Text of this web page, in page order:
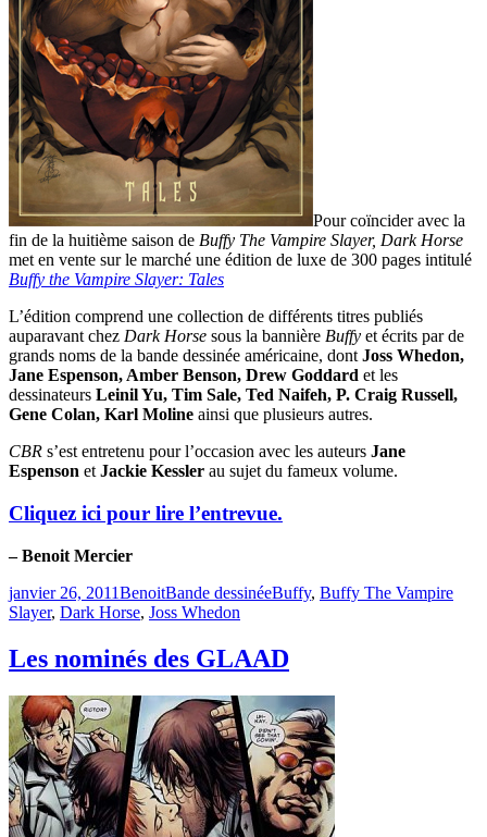
Pour coïncider avec la
fin de la huitième saison de Buffy The Vampire Slayer, Dark Horse
met en vente sur le marché une édition de luxe de 300 pages intitulé
Buffy the Vampire Slayer: Tales
L’édition comprend une collection de différents titres publiés
auparavant chez Dark Horse sous la bannière Buffy et écrits par de
grands noms de la bande dessinée américaine, dontJoss Whedon,
Jane Espenson, Amber Benson, Drew Goddard et les
dessinateurs Leinil Yu, Tim Sale, Ted Naifeh, P. Craig Russell,
Gene Colan, Karl Moline ainsi que plusieurs autres.
CBR s’est entretenu pour l’occasion avec les auteurs Jane
Espenson etJackie Kessler au sujet du fameux volume.
Cliquez ici pour lire l’entrevue.
– Benoit Mercier
Publié
le
janvier 26, 2011BenoitCatégories
Bande dessinéeÉtiquettes
Buffy, Buffy The Vampire
Slayer, Dark Horse, Joss Whedon
Les nominés des GLAAD